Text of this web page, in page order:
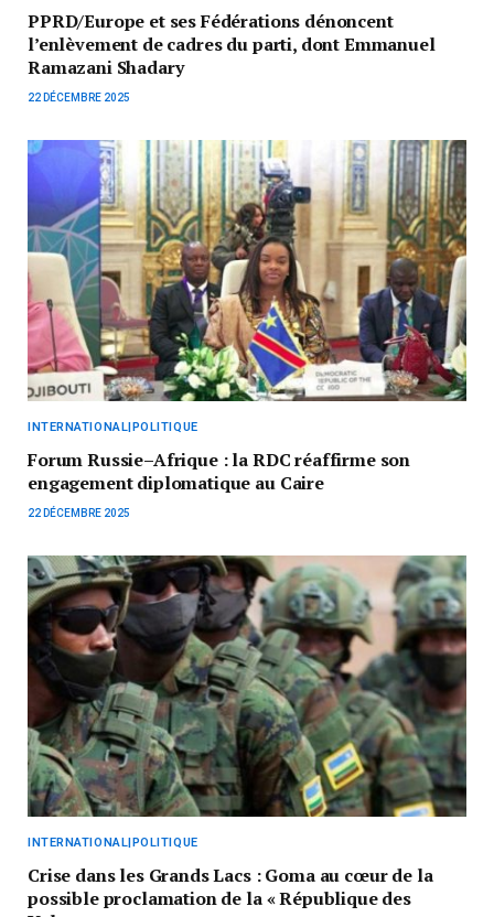
PPRD/Europe et ses Fédérations dénoncent
l’enlèvement de cadres du parti, dont Emmanuel
Ramazani Shadary
22 DÉCEMBRE 2025
INTERNATIONAL|POLITIQUE
Forum Russie–Afrique : la RDC réaffirme son
engagement diplomatique au Caire
22 DÉCEMBRE 2025
INTERNATIONAL|POLITIQUE
Crise dans les Grands Lacs : Goma au cœur de la
possible proclamation de la « République des